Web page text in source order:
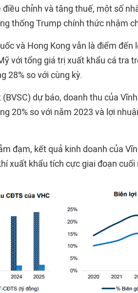
điều chỉnh và tăng thuế, một số
thống Trump chính thức nhậm
và Hong Kong vẫn là điểm đến
với tổng giá trị xuất khẩu cá tra
28% so với cùng kỳ.
dự báo, doanh thu của
20% so với năm 2023 và lợi
đạm, kết quả kinh doanh của
xuất khẩu tích cực giai đoạn cuối